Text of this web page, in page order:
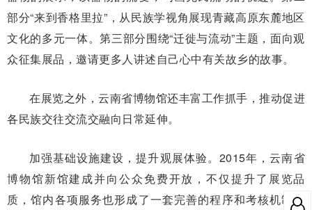
部分“来到香格里拉”，从民族学视角展现青藏高原东麓地区
文化的多元一体。第三部分围绕“迁徙与流动”主题，面向观
众征集展品，邀请更多人讲述自己心中有关故乡的故事。
在展览之外，云南省博物馆还丰富工作抓手，推动促进
各民族交往交流交融向日常延伸。
加强基础设施建设，提升观展体验。2015年，云南省
博物馆新馆建成并向公众免费开放，不仅提升了展览品
质，馆内各项服务也形成了一套完善的程序和考核机制。